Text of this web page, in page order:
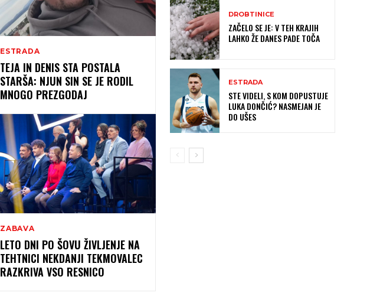
ESTRADA
TEJA IN DENIS STA POSTALA
STARŠA: NJUN SIN SE JE RODIL
MNOGO PREZGODAJ
ZABAVA
LETO DNI PO ŠOVU ŽIVLJENJE NA
TEHTNICI NEKDANJI TEKMOVALEC
RAZKRIVA VSO RESNICO
DROBTINICE
ZAČELO SE JE: V TEH KRAJIH
LAHKO ŽE DANES PADE TOČA
ESTRADA
STE VIDELI, S KOM DOPUSTUJE
LUKA DONČIĆ? NASMEJAN JE
DO UŠES